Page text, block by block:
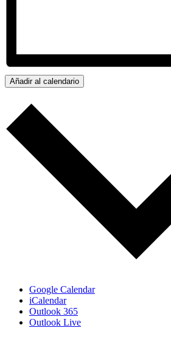
Añadir al calendario
Google Calendar
iCalendar
Outlook 365
Outlook Live